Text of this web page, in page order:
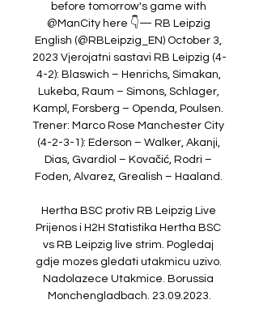
before tomorrow's game with
@ManCity here 👇— RB Leipzig
English (@RBLeipzig_EN) October 3,
2023 Vjerojatni sastavi RB Leipzig (4-
4-2): Blaswich – Henrichs, Simakan,
Lukeba, Raum – Simons, Schlager,
Kampl, Forsberg – Openda, Poulsen.
Trener: Marco Rose Manchester City
(4-2-3-1): Ederson – Walker, Akanji,
Dias, Gvardiol – Kovačić, Rodri –
Foden, Alvarez, Grealish – Haaland.
Hertha BSC protiv RB Leipzig Live
Prijenos i H2H Statistika Hertha BSC
vs RB Leipzig live strim. Pogledaj
gdje mozes gledati utakmicu uzivo.
Nadolazece Utakmice. Borussia
Monchengladbach. 23.09.2023.